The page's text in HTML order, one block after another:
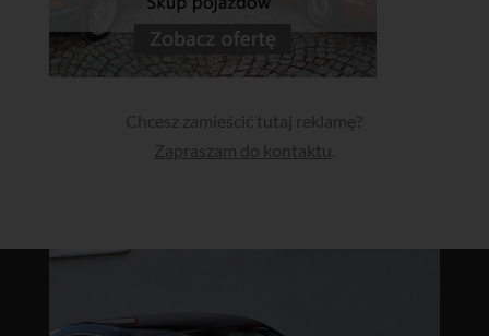
Chcesz zamieścić tutaj reklamę?
Zapraszam do kontaktu